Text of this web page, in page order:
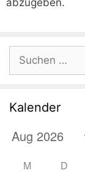
Suchen
nach:
Kalender
M D